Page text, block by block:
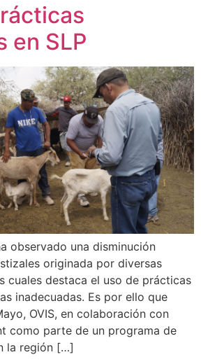
en SLP
observado una disminución
originada por diversas
cuales destaca el uso de prácticas
inadecuadas. Es por ello que
OVIS, en colaboración con
como parte de un programa de
la región […]